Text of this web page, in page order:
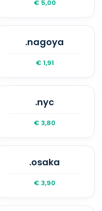
€ 5,00
.nagoya
€ 1,91
.nyc
€ 3,80
.osaka
€ 3,90